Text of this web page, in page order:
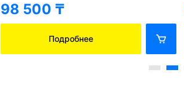
98 500 ₸
Подробнее